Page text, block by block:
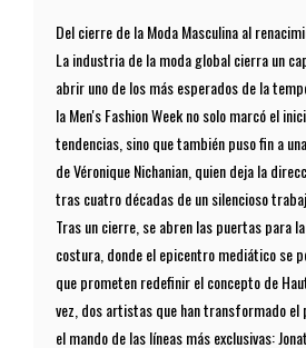
Del cierre de la Moda Masculina al
La industria de la moda global cierra un
abrir uno de los más esperados de la
la Men's Fashion Week no solo marcó el
tendencias, sino que también puso fin a
de Véronique Nichanian, quien deja la
tras cuatro décadas de un silencioso
Tras un cierre, se abren las puertas para
costura, donde el epicentro mediático se
que prometen redefinir el concepto de
vez, dos artistas que han transformado
el mando de las líneas más exclusivas: